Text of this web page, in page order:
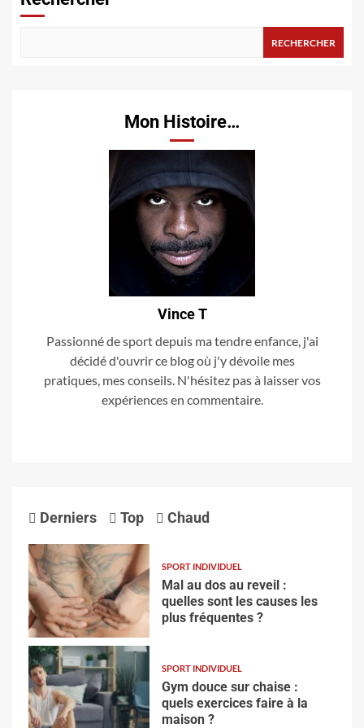
RECHERCHER
Mon Histoire…
Vince T
Passionné de sport depuis ma tendre enfance, j'ai
décidé d'ouvrir ce blog où j'y dévoile mes
pratiques, mes conseils. N'hésitez pas à laisser vos
expériences en commentaire.
Derniers Top Chaud
SPORT INDIVIDUEL
Mal au dos au reveil :
quelles sont les causes les
plus fréquentes ?
SPORT INDIVIDUEL
Gym douce sur chaise :
quels exercices faire à la
maison ?